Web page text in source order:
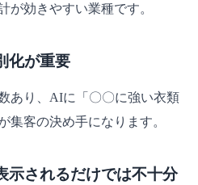
が効きやすい業種です。
化が重要
あり、AIに「〇〇に強い衣類
集客の決め手になります。
示されるだけでは不十分